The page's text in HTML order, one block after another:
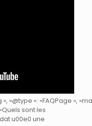
»@type »: »FAQPage »,
sont les
u00e0 une